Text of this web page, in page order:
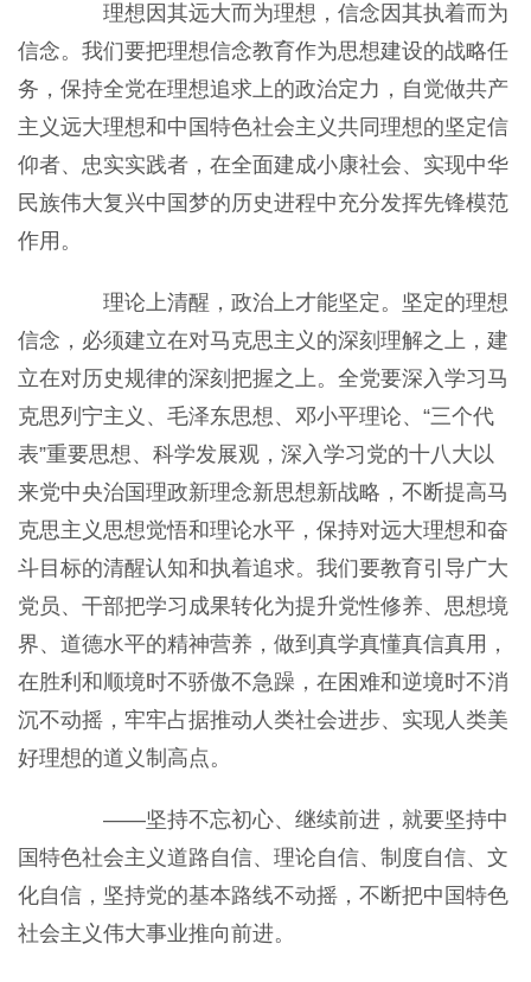
理想因其远大而为理想，信念因其执着而为
信念。我们要把理想信念教育作为思想建设的战略任
务，保持全党在理想追求上的政治定力，自觉做共产
主义远大理想和中国特色社会主义共同理想的坚定信
仰者、忠实实践者，在全面建成小康社会、实现中华
民族伟大复兴中国梦的历史进程中充分发挥先锋模范
作用。
理论上清醒，政治上才能坚定。坚定的理想
信念，必须建立在对马克思主义的深刻理解之上，建
立在对历史规律的深刻把握之上。全党要深入学习马
克思列宁主义、毛泽东思想、邓小平理论、“三个代
表”重要思想、科学发展观，深入学习党的十八大以
来党中央治国理政新理念新思想新战略，不断提高马
克思主义思想觉悟和理论水平，保持对远大理想和奋
斗目标的清醒认知和执着追求。我们要教育引导广大
党员、干部把学习成果转化为提升党性修养、思想境
界、道德水平的精神营养，做到真学真懂真信真用，
在胜利和顺境时不骄傲不急躁，在困难和逆境时不消
沉不动摇，牢牢占据推动人类社会进步、实现人类美
好理想的道义制高点。
——坚持不忘初心、继续前进，就要坚持中
国特色社会主义道路自信、理论自信、制度自信、文
化自信，坚持党的基本路线不动摇，不断把中国特色
社会主义伟大事业推向前进。